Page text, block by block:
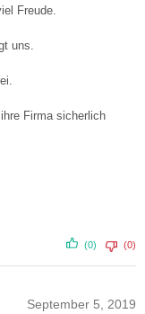
Freude.
uns.
Firma sicherlich
(0) (0)
September 5, 2019